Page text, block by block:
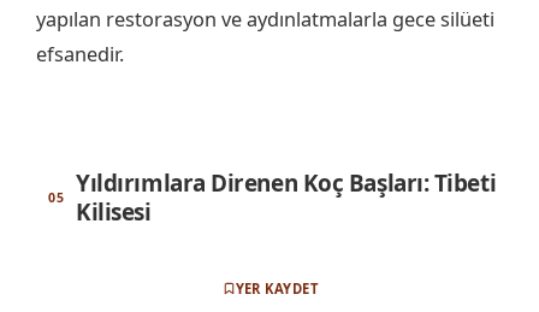
yapılan restorasyon ve aydınlatmalarla gece silüeti
efsanedir.
Yıldırımlara Direnen Koç Başları: Tibeti
Kilisesi
YER KAYDET